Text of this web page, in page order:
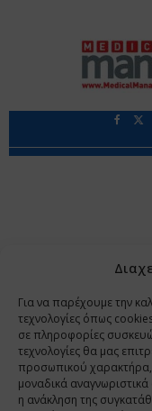
Για να παρέχουμε την
τεχνολογίες όπως
σε πληροφορίες
τεχνολογίες θα μας
προσωπικού
μοναδικά
η ανάκληση της
Copyright
www.PharmaManage.gr
•